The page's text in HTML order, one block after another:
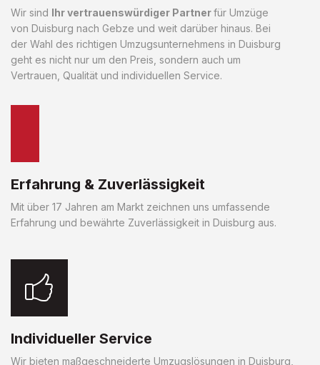
Wir sind Ihr vertrauenswürdiger Partnerfür Umzüge
von Duisburg nach Gebze und weit darüber hinaus. Bei
der Wahl des richtigen Umzugsunternehmens in Duisburg
geht es nicht nur um den Preis, sondern auch um
Vertrauen, Qualität und individuellen Service.
Erfahrung & Zuverlässigkeit
Mit über 17 Jahren am Markt zeichnen uns umfassende
Erfahrung und bewährte Zuverlässigkeit in Duisburg aus.
Individueller Service
Wir bieten maßgeschneiderte Umzugslösungen in Duisburg,